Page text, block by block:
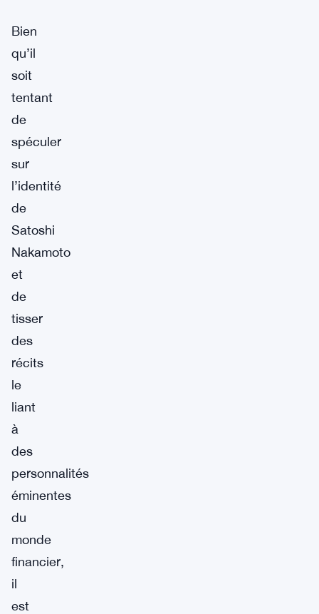
Bien
qu’il
soit
tentant
de
spéculer
sur
l’identité
de
Satoshi
Nakamoto
et
de
tisser
des
récits
le
liant
à
des
personnalités
éminentes
du
monde
financier,
il
est